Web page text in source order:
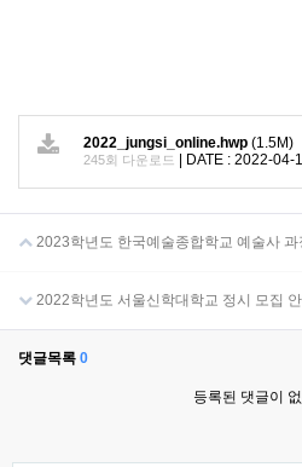
2022_jungsi_online.hwp (1.5M)
245회 다운로드 DATE : 2022-04-
2023학년도 한국예술종합학교 예술사
2022학년도 서울신학대학교 정시 모집
댓글목록 0
등록된 댓글이